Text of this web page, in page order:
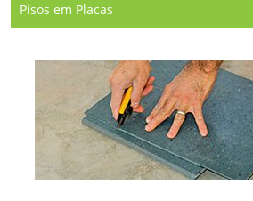
Pisos em Placas